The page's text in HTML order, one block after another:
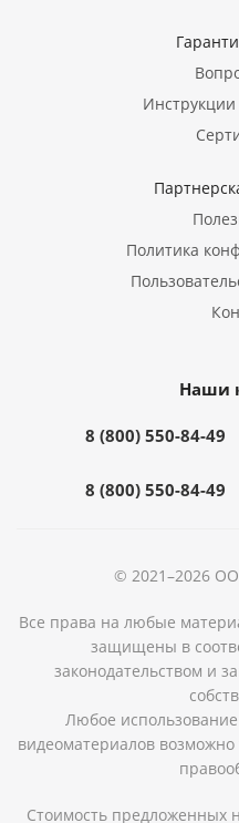
Политика
Наши
8 (800) 550-84-49
8 (800) 550-84-49
© 2021–2026
Все права на любые
защищены в
законодательством и
Любое использование
видеоматериалов возможно
Стоимость предложенных